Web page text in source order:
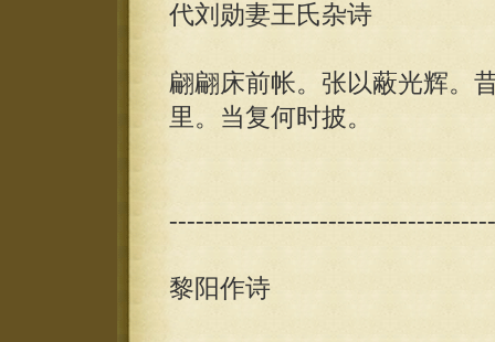
代刘勋妻王氏杂诗
翩翩床前帐。张以蔽光辉。
里。当复何时披。
黎阳作诗